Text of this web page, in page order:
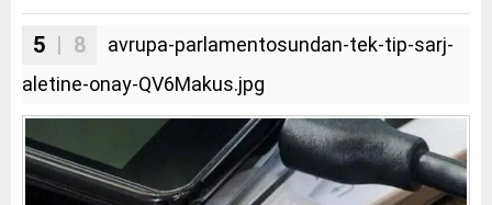
5 | 8
avrupa-parlamentosundan-tek-tip-sarj-
aletine-onay-QV6Makus.jpg